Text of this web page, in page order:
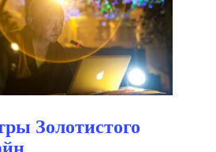
Золотистого